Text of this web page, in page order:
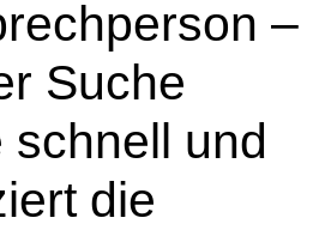
–
Suche
schnell und
die